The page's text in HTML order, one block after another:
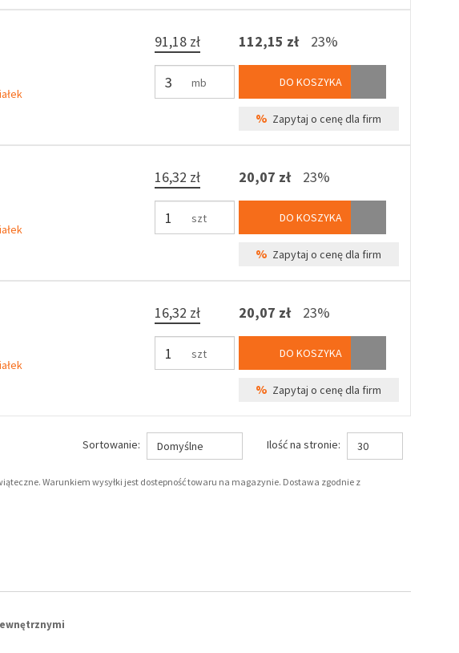
91,18 zł
mb
112,15 zł 23%
DO KOSZYKA
% Zapytaj o cenę dla firm
16,32 zł
szt
20,07 zł 23%
DO KOSZYKA
% Zapytaj o cenę dla firm
16,32 zł
szt
20,07 zł 23%
DO KOSZYKA
% Zapytaj o cenę dla firm
Sortowanie: Domyślne Ilość na stronie: 30
Warunkiem wysyłki jest dostepność towaru na magazynie. Dostawa zgodnie z